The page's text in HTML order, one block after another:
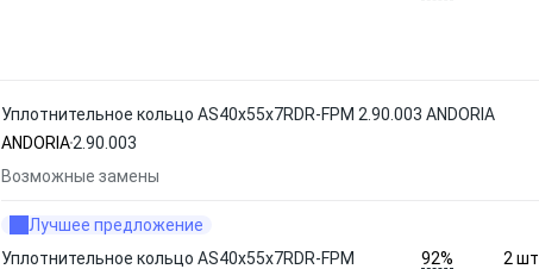
Уплотнительное кольцо AS40x55x7RDR-FPM 2.90.003 ANDORIA
ANDORIA2.90.003
Возможные замены
Лучшее предложение
Уплотнительное кольцо AS40x55x7RDR-FPM
92% 2 шт.